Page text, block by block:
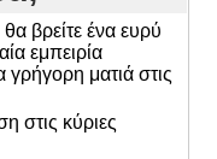
βρείτε ένα ευρύ
εμπειρία
γρήγορη ματιά στις
στις κύριες